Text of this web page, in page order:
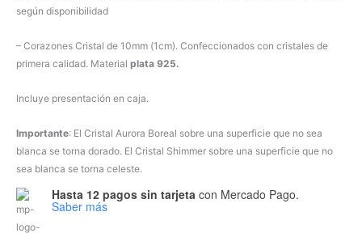
según disponibilidad
– Corazones Cristal de 10mm (1cm). Confeccionados con cristales de
primera calidad. Material plata 925.
Incluye presentación en caja.
Importante: El Cristal Aurora Boreal sobre una superficie que no sea
blanca se torna dorado. El Cristal Shimmer sobre una superficie que no
sea blanca se torna celeste.
Hasta 12 pagos sin tarjeta con Mercado Pago.
Saber más